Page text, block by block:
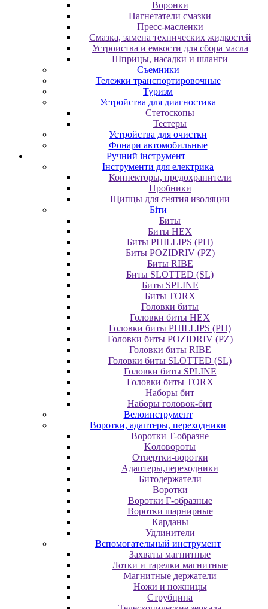
Воронки
Нагнетатели смазки
Пресс-масленки
Смазка, замена технических жидкостей
Устроиства и емкости для сбора масла
Шприцы, насадки и шланги
Съемники
Тележки транспортировочные
Туризм
Устройства для диагностика
Стетоскопы
Тестеры
Устройства для очистки
Фонари автомобильные
Ручний інструмент
Інструменти для електрика
Коннекторы, предохранители
Пробники
Щипцы для снятия изоляции
Біти
Биты
Биты HEX
Биты PHILLIPS (PH)
Биты POZIDRIV (PZ)
Биты RIBE
Биты SLOTTED (SL)
Биты SPLINE
Биты TORX
Головки биты
Головки биты HEX
Головки биты PHILLIPS (PH)
Головки биты POZIDRIV (PZ)
Головки биты RIBE
Головки биты SLOTTED (SL)
Головки биты SPLINE
Головки биты TORX
Наборы бит
Наборы головок-бит
Велоинструмент
Воротки, адаптеры, переходники
Bopoтки T-oбpaзне
Koлoвopoты
Oтвepтки-вopoтки
Адаптеры,переходники
Битодержатели
Воротки
Воротки Г-образные
Воротки шарнирные
Карданы
Удлинители
Вспомогательный инструмент
Захваты магнитные
Лотки и тарелки магнитные
Магнитные держатели
Ножи и ножницы
Струбцина